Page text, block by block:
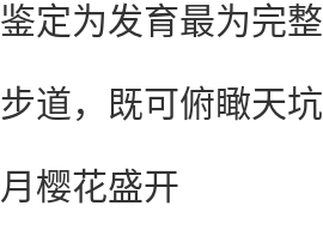
定为发育最为完
道，既可俯瞰天
樱花盛开